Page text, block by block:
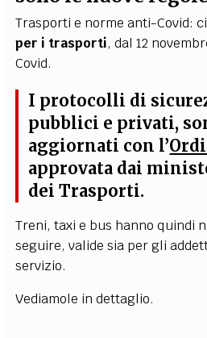
Trasporti e norme anti-Covid:
per i trasporti, dal 12
Covid.
I protocolli di
pubblici e privati,
aggiornati con l’
approvata dai
dei Trasporti.
Treni, taxi e bus hanno quindi
seguire, valide sia per gli
servizio.
Vediamole in dettaglio.